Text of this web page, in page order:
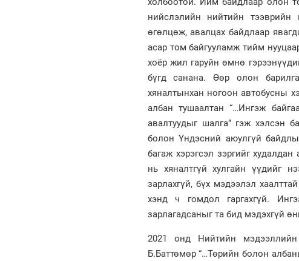
нийслэлийн нийтийн
өгөлцөж, авалцах байдлаар
асар том байгууламж тийм
хоёр жил гаруйн өмнө
бүгд санана. Өөр олон
хяналтынхан ногоон автобусны
албан тушаалтан “…Ингэж
авалтуудыг шалга” гэж хэлсэн
болон Үндэсний аюулгүй
багаж хэрэгсэл зэргийг
нь хяналтгүй хулгайн үүдийг
зарлахгүй, бүх мэдээлэл
хэнд ч гомдол гаргахгүй.
зарлагадсаныг та бид мэдэхгүй
2021 онд Нийтийн
Б.Баттөмөр “…Төрийн болон